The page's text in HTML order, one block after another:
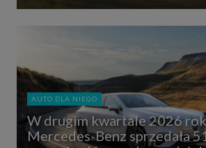
AUTO DLA NIEGO
W drugim kwartale 2026
Mercedes-Benz sprzedała